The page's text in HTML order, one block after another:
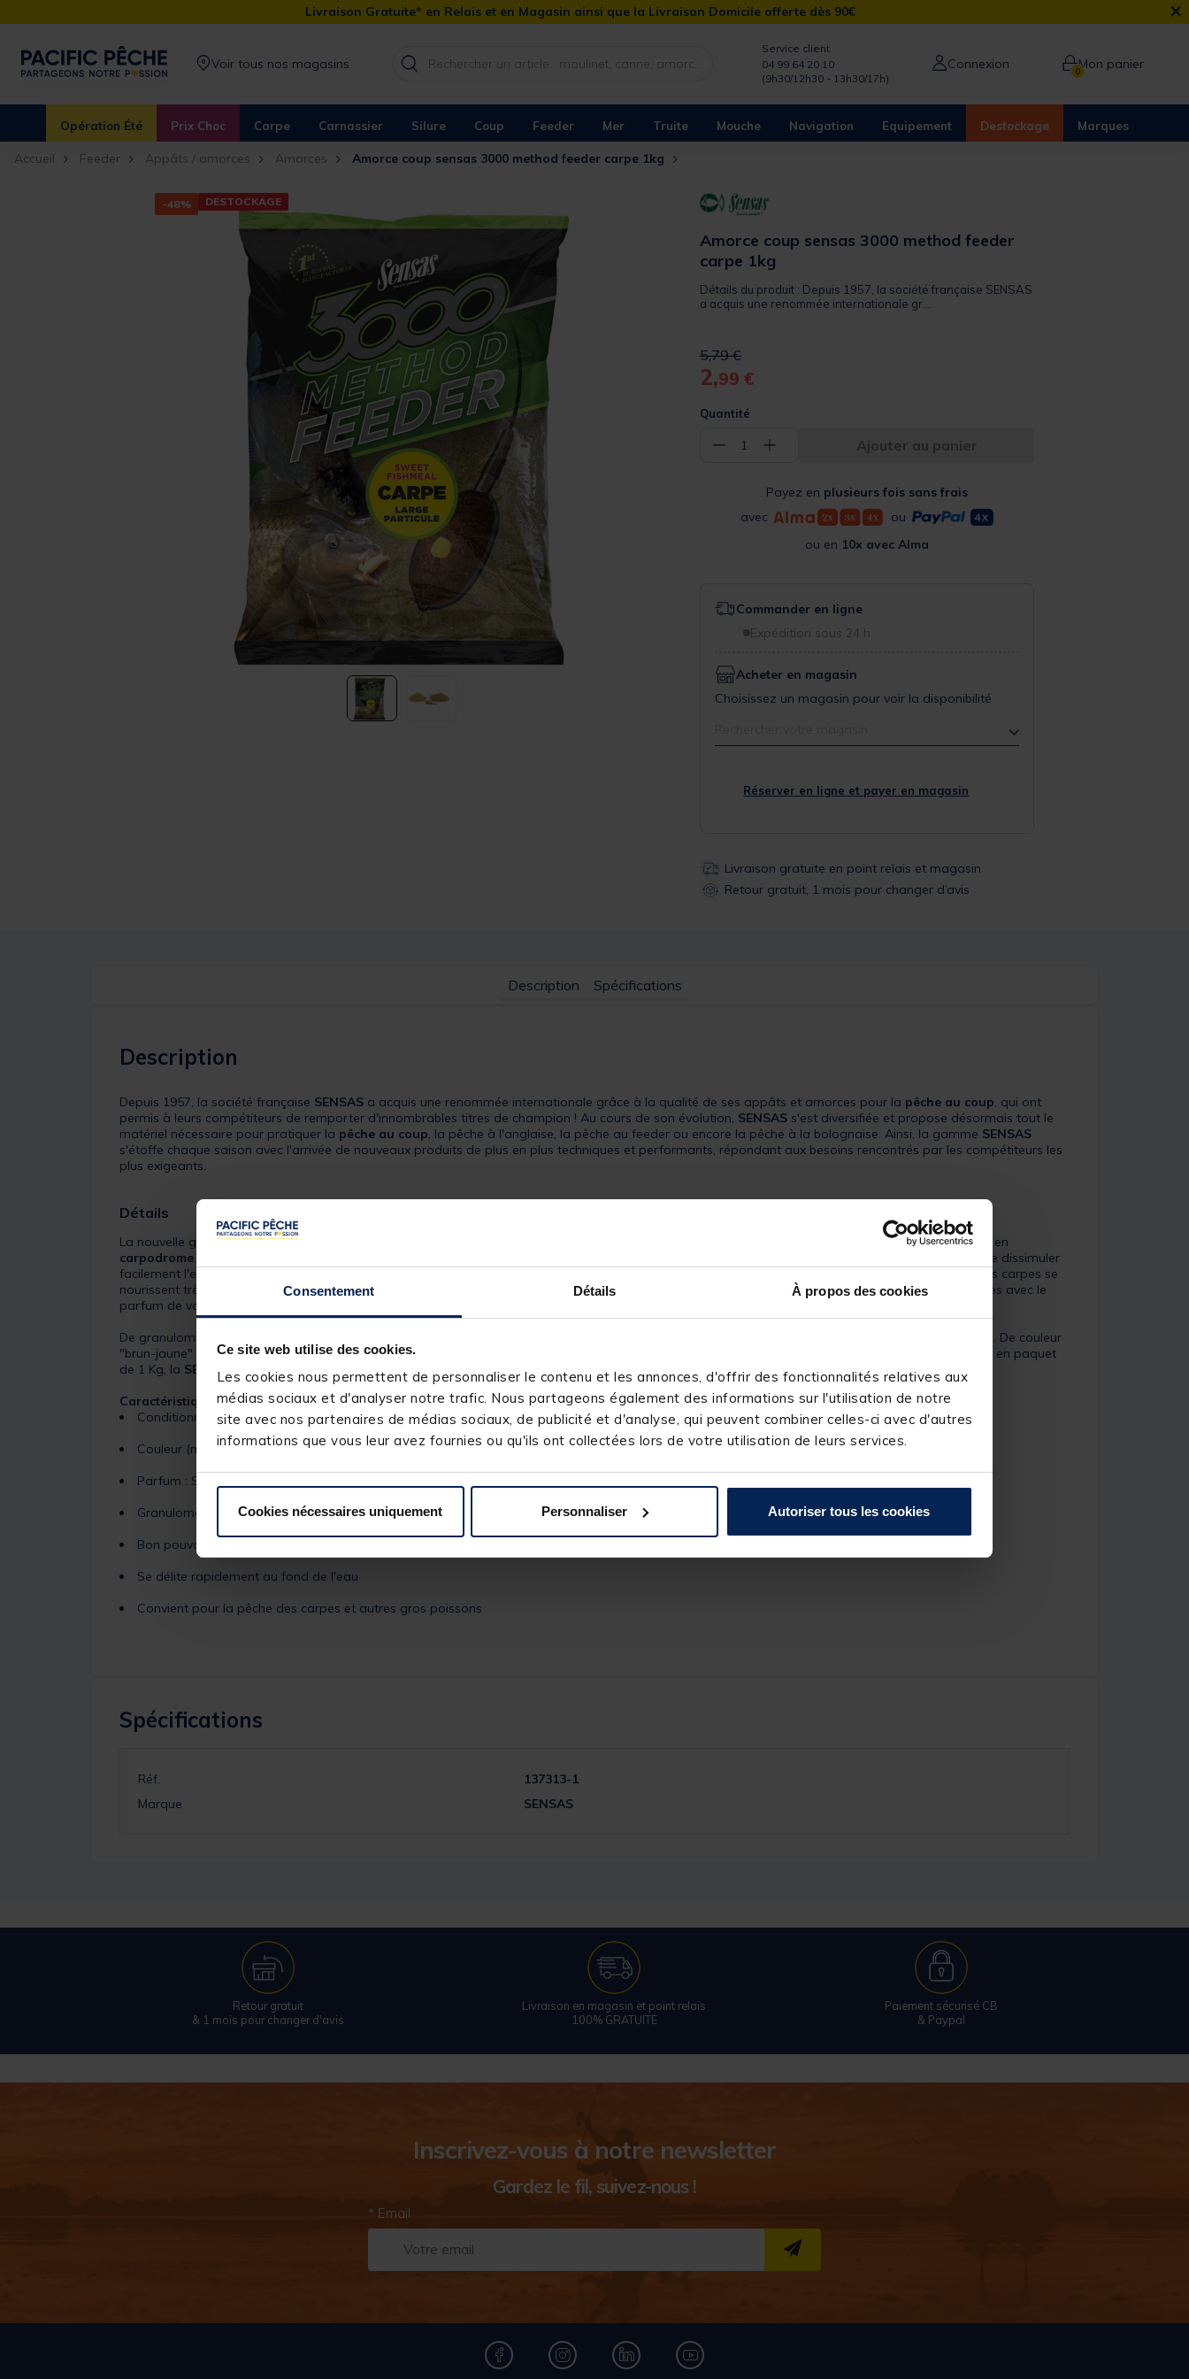
Consentement Détails À propos des cookies
Ce site web utilise des cookies.
Les cookies nous permettent de personnaliser le contenu et les annonces, d'offrir des fonctionnalités relatives aux
médias sociaux et d'analyser notre trafic. Nous partageons également des informations sur l'utilisation de notre
site avec nos partenaires de médias sociaux, de publicité et d'analyse, qui peuvent combiner celles-ci avec d'autres
informations que vous leur avez fournies ou qu'ils ont collectées lors de votre utilisation de leurs services.
Cookies nécessaires uniquement Personnaliser Autoriser tous les cookies
Livraison Gratuite* en Relais et en Magasin ainsi que la Livraison Domicile offerte dès 90€ ×
Voir tous nos magasins
Service client
04 99 64 20 10
(9h30/12h30 - 13h30/17h)
Connexion 0Mon panier
Opération Été Prix Choc Carpe Carnassier Silure Coup Feeder Mer Truite Mouche Navigation Equipement Destockage Marques
Accueil Feeder Appâts / amorces Amorces Amorce coup sensas 3000 method feeder carpe 1kg
-48% DESTOCKAGE
Amorce coup sensas 3000 method feeder
carpe 1kg
Détails du produit : Depuis 1957, la société française SENSAS
a acquis une renommée internationale gr...
Price reduced from
5,79 €to
2,99 €
Quantité
− 1 + Ajouter au panier
Payez en plusieurs fois sans frais
avec
ou
ou en 10x avec Alma
Commander en ligne
Expédition sous 24 h
Acheter en magasin
Choisissez un magasin pour voir la disponibilité
Réserver en ligne et payer en magasin
Livraison gratuite en point relais et magasin
Retour gratuit, 1 mois pour changer d’avis
Description Spécifications
Description
Depuis 1957, la société française SENSAS a acquis une renommée internationale grâce à la qualité de ses appâts et amorces pour la pêche au coup , qui ont
permis à leurs compétiteurs de remporter d'innombrables titres de champion ! Au cours de son évolution, SENSAS s'est diversifiée et propose désormais tout le
matériel nécessaire pour pratiquer la pêche au coup , la pêche à l'anglaise, la pêche au feeder ou encore la pêche à la bolognaise. Ainsi, la gamme SENSAS
s'étoffe chaque saison avec l'arrivée de nouveaux produits de plus en plus techniques et performants, répondant aux besoins rencontrés par les compétiteurs les
plus exigeants.
Détails
La nouvelle gamme d'amorces
des beaux poissons en
carpodrome
permettent de dissimuler
facilement l'esche dans le method lors du lancer. Certaines d'entre elles contiennent du fishmeal permettant de faire la différence sur les étangs où les carpes se
nourissent très régulièrement de pellets et bouillettes à base de farine de poisson. Les autres sont "naturelles" et pourront être colorées et arômatisées avec le
parfum de votre choix.
De granulométrie moyenne, la
relativement sucrée qui dégage une bonne odeur de fishmeal. De couleur
"brun-jaune" une fois humidifiée, cetteamorce method
est particulièrement efficace pour toutes les pêches de carpes et gros poissons. Conditionnée en paquet
de 1 Kg, la SENSAS 3000 METHOD FEEDER CARPE
vous permettra de tirer votre épingle du jeu lorsque la pêche s'annonce difficile.
Caractéristiques :
Conditionnement : Paquet de 1 Kg
Couleur (mouillée) : Brun jaune
Parfum : Sweet Fishmeal
Granulométrie moyenne
Bon pouvoir collant
Se délite rapidement au fond de l'eau
Convient pour la pêche des carpes et autres gros poissons
Spécifications
Réf.
137313-1
Marque
SENSAS
Retour gratuit
& 1 mois pour changer d'avis
Livraison en magasin et point relais
100% GRATUITE
Paiement sécurisé CB
& Paypal
Inscrivez-vous à notre newsletter
Gardez le fil, suivez-nous !
* Email
S''INSCRIRE